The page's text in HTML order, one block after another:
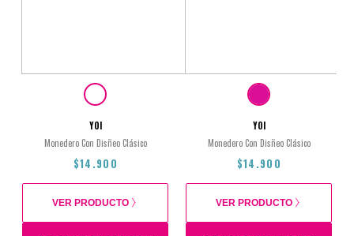
YOI
Monedero Con Disñeo Clásico
$14.900
VER PRODUCTO
YOI
Monedero Con Disñeo Clásico
$14.900
VER PRODUCTO